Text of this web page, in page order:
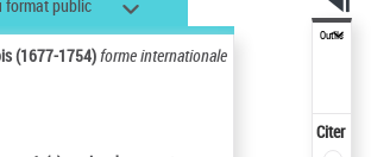
format public
(1677-1754)forme internationale
Outils
Citer